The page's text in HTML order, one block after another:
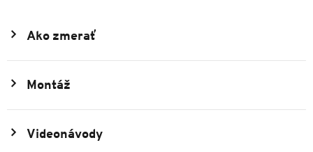
Ako zmerať
Montáž
Videonávody